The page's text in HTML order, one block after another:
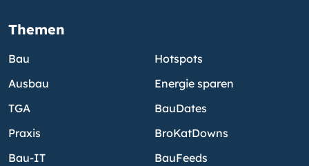
Themen
Bau
Ausbau
TGA
Praxis
Bau-IT
Hotspots
Energie sparen
BauDates
BroKatDowns
BauFeeds